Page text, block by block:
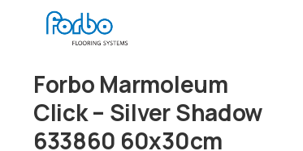
Forbo Marmoleum
Click – Silver Shadow
633860 60x30cm